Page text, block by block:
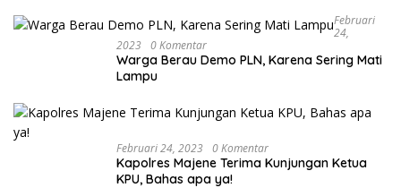
Februari
24,
2023 0 Komentar
Warga Berau Demo PLN, Karena Sering Mati
Lampu
Februari 24, 2023 0 Komentar
Kapolres Majene Terima Kunjungan Ketua
KPU, Bahas apa ya!